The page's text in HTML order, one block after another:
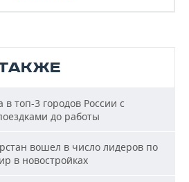
топ-3 городов России с
до работы
вошел в число лидеров по
в новостройках